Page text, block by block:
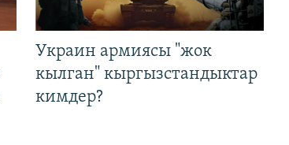
Украин армиясы "жок
кылган" кыргызстандыктар
кимдер?